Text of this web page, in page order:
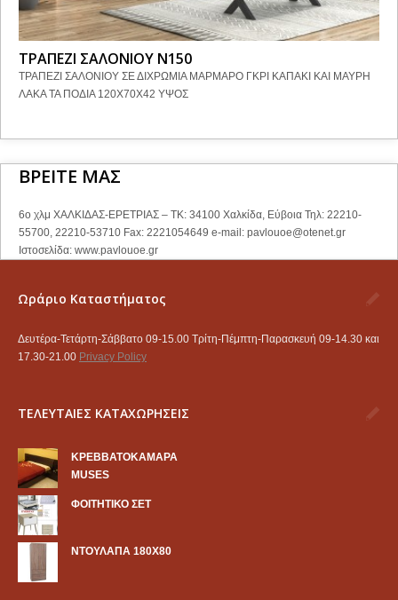
ΤΡΑΠΕΖΙ ΣΑΛΟΝΙΟΥ Ν150
ΤΡΑΠΕΖΙ ΣΑΛΟΝΙΟΥ ΣΕ ΔΙΧΡΩΜΙΑ ΜΑΡΜΑΡΟ ΓΚΡΙ ΚΑΠΑΚΙ ΚΑΙ ΜΑΥΡΗ
ΛΑΚΑ ΤΑ ΠΟΔΙΑ 120Χ70Χ42 ΥΨΟΣ
ΒΡΕΙΤΕ ΜΑΣ
6ο χλμ ΧΑΛΚΙΔΑΣ-ΕΡΕΤΡΙΑΣ – ΤΚ: 34100 Χαλκίδα, Εύβοια Τηλ: 22210-
55700, 22210-53710 Fax: 2221054649 e-mail: pavlouoe@otenet.gr
Ιστοσελίδα: www.pavlouoe.gr
Ωράριο Καταστήματος
Δευτέρα-Τετάρτη-Σάββατο 09-15.00 Τρίτη-Πέμπτη-Παρασκευή 09-14.30 και
17.30-21.00 Privacy Policy
ΤΕΛΕΥΤΑΙΕΣ ΚΑΤΑΧΩΡΗΣΕΙΣ
KΡΕΒΒΑΤΟΚΑΜΑΡΑ
MUSES
ΦΟΙΤΗΤΙΚΟ ΣΕΤ
ΝΤΟΥΛΑΠΑ 180Χ80